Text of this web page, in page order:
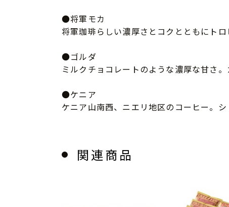
●将軍モカ
将軍珈琲らしい濃厚さとコクとともにト
●ゴルダ
ミルクチョコレートのような濃厚な甘さ
●ケニア
ケニア山南西、ニエリ地区のコーヒー。
関連商品